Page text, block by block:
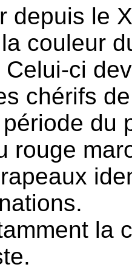
depuis le
couleur
Celui-ci
chérifs
période du
rouge
la